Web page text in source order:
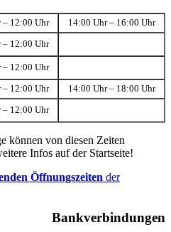
– 12:00 Uhr 14:00 Uhr – 16:00 Uhr
– 12:00 Uhr
– 12:00 Uhr
– 12:00 Uhr 14:00 Uhr – 18:00 Uhr
– 12:00 Uhr
können von diesen Zeiten
Infos auf der Startseite!
Öffnungszeiten der
Bankverbindungen